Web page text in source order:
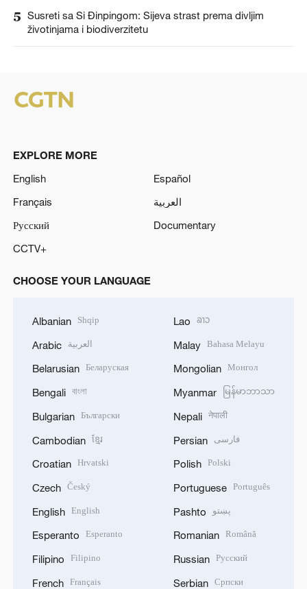
5 Susreti sa Si Đinpingom: Sijeva strast prema divljim
životinjama i biodiverzitetu
EXPLORE MORE
English
Español
Français
العربية
Русский
Documentary
CCTV+
CHOOSE YOUR LANGUAGE
Albanian Shqip
Arabic العربية
Belarusian Беларуская
Bengali বাংলা
Bulgarian Български
Cambodian ខ្មែរ
Croatian Hrvatski
Czech Český
English English
Esperanto Esperanto
Filipino Filipino
French Français
Lao ລາວ
Malay Bahasa Melayu
Mongolian Монгол
Myanmar မြန်မာဘာသာ
Nepali नेपाली
Persian فارسی
Polish Polski
Portuguese Português
Pashto پښتو
Romanian Română
Russian Русский
Serbian Српски